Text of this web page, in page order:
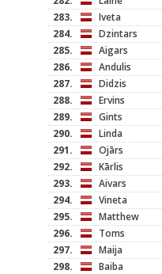
283.
Iveta
284.
Dzintars
285.
Aigars
286.
Andulis
287.
Didzis
288.
Ervins
289.
Gints
290.
Linda
291.
Ojārs
292.
Kārlis
293.
Aivars
294.
Vineta
295.
Matthew
296.
Toms
297.
Maija
298.
Baiba